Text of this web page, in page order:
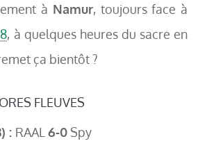
à Namur, toujours face à
, à quelques heures du sacre en
ça bientôt ?
FLEUVES
: RAAL 6-0 Spy